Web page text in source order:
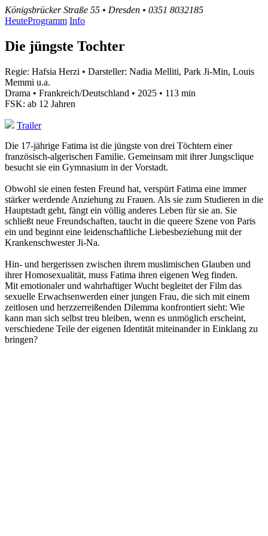
Königsbrücker Straße 55 • Dresden • 0351 8032185
HeuteProgramm Info
Die jüngste Tochter
Regie: Hafsia Herzi • Darsteller: Nadia Melliti, Park Ji-Min, Louis
Memmi u.a.
Drama • Frankreich/Deutschland • 2025 • 113 min
FSK: ab 12 Jahren
Trailer
Die 17-jährige Fatima ist die jüngste von drei Töchtern einer
französisch-algerischen Familie. Gemeinsam mit ihrer Jungsclique
besucht sie ein Gymnasium in der Vorstadt.
Obwohl sie einen festen Freund hat, verspürt Fatima eine immer
stärker werdende Anziehung zu Frauen. Als sie zum Studieren in die
Hauptstadt geht, fängt ein völlig anderes Leben für sie an. Sie
schließt neue Freundschaften, taucht in die queere Szene von Paris
ein und beginnt eine leidenschaftliche Liebesbeziehung mit der
Krankenschwester Ji-Na.
Hin- und hergerissen zwischen ihrem muslimischen Glauben und
ihrer Homosexualität, muss Fatima ihren eigenen Weg finden.
Mit emotionaler und wahrhaftiger Wucht begleitet der Film das
sexuelle Erwachsenwerden einer jungen Frau, die sich mit einem
zeitlosen und herzzerreißenden Dilemma konfrontiert sieht: Wie
kann man sich selbst treu bleiben, wenn es unmöglich erscheint,
verschiedene Teile der eigenen Identität miteinander in Einklang zu
bringen?